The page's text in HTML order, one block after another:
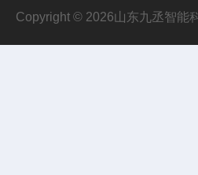
Copyright © 2026山东九丞智能